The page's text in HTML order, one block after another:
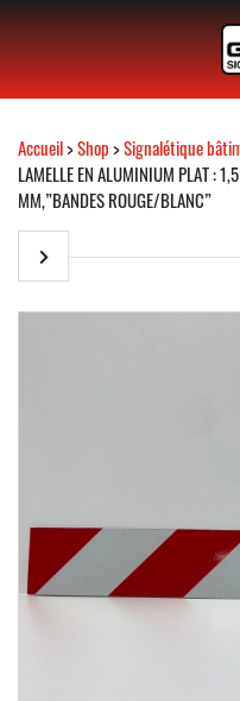
Accueil>Shop>Signalétique
LAMELLE EN ALUMINIUM PLAT :
MM,”BANDES ROUGE/BLANC”